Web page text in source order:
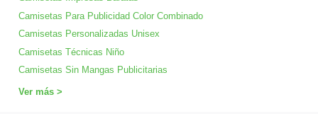
Camisetas Para Publicidad Color Combinado
Camisetas Personalizadas Unisex
Camisetas Técnicas Niño
Camisetas Sin Mangas Publicitarias
Ver más >